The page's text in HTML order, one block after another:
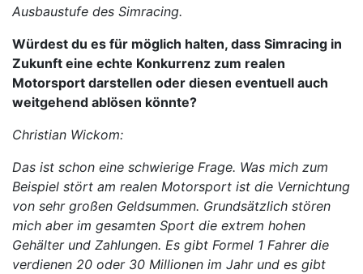
Ausbaustufe des Simracing.
Würdest du es für möglich halten, dass Simracing in
Zukunft eine echte Konkurrenz zum realen
Motorsport darstellen oder diesen eventuell auch
weitgehend ablösen könnte?
Christian Wickom:
Das ist schon eine schwierige Frage. Was mich zum
Beispiel stört am realen Motorsport ist die Vernichtung
von sehr großen Geldsummen. Grundsätzlich stören
mich aber im gesamten Sport die extrem hohen
Gehälter und Zahlungen. Es gibt Formel 1 Fahrer die
verdienen 20 oder 30 Millionen im Jahr und es gibt